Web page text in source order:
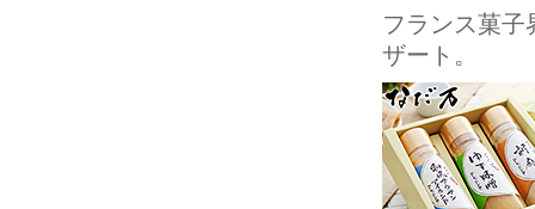
フランス菓
ザート。